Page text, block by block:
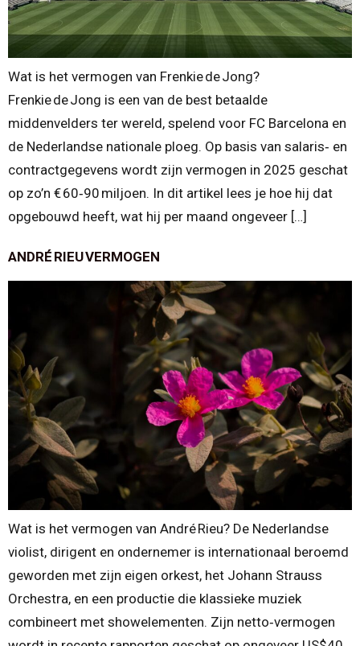
Wat is het vermogen van Frenkie de Jong?
Frenkie de Jong is een van de best betaalde
middenvelders ter wereld, spelend voor FC Barcelona en
de Nederlandse nationale ploeg. Op basis van salaris‑ en
contractgegevens wordt zijn vermogen in 2025 geschat
op zo’n € 60‑90 miljoen. In dit artikel lees je hoe hij dat
opgebouwd heeft, wat hij per maand ongeveer […]
ANDRÉ RIEU VERMOGEN
Wat is het vermogen van André Rieu? De Nederlandse
violist, dirigent en ondernemer is internationaal beroemd
geworden met zijn eigen orkest, het Johann Strauss
Orchestra, en een productie die klassieke muziek
combineert met showelementen. Zijn netto‑vermogen